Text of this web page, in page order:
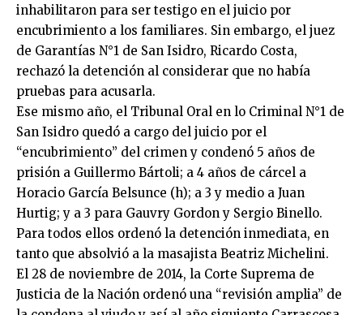
inhabilitaron para ser testigo en el juicio por
encubrimiento a los familiares. Sin embargo, el juez
de Garantías N°1 de San Isidro, Ricardo Costa,
rechazó la detención al considerar que no había
pruebas para acusarla.
Ese mismo año, el Tribunal Oral en lo Criminal N°1 de
San Isidro quedó a cargo del juicio por el
“encubrimiento” del crimen y condenó 5 años de
prisión a Guillermo Bártoli; a 4 años de cárcel a
Horacio García Belsunce (h); a 3 y medio a Juan
Hurtig; y a 3 para Gauvry Gordon y Sergio Binello.
Para todos ellos ordenó la detención inmediata, en
tanto que absolvió a la masajista Beatriz Michelini.
El 28 de noviembre de 2014, la Corte Suprema de
Justicia de la Nación ordenó una “revisión amplia” de